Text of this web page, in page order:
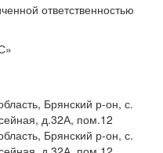
ответственностью
Брянский р-он, с.
д.32А, пом.12
Брянский р-он, с.